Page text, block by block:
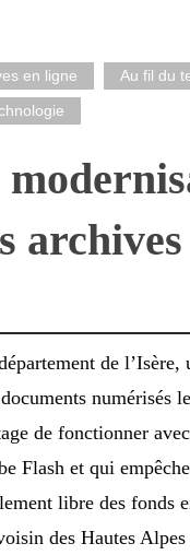
en ligne
Au fil du
archives
de
numérisés
de fonctionner
Flash et qui
libre des fonds
des Hautes